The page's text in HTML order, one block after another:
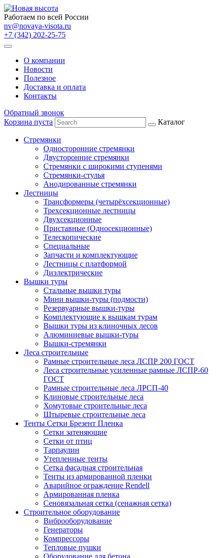
Работаем по всей России
nv@novaya-visota.ru
+7 (342) 202-25-75
О компании
Новости
Полезное
Доставка и оплата
Контакты
Обратный звонок
Корзина пуста
Каталог
Стремянки
Односторонние стремянки
Двусторонние стремянки
Стремянки с широкими ступенями
Стремянки-стулья
Анодированные стремянки
Лестницы
Трансформеры (четырёхсекционные)
Трехсекционные лестницы
Двухсекционные
Приставные (Односекционные)
Телескопические
Специальные
Запчасти и комплектующие
Лестницы с платформой
Диэлектрические
Вышки туры
Стальные вышки туры
Мини вышки-туры (подмости)
Резервуарные вышки-туры
Комплектующие к вышкам турам
Вышки туры из клиночных лесов
Алюминиевые вышки-туры
Вышки-стремянки
Леса строительные
Рамные строительные леса ЛСПР 200 ГОСТ
Леса строительные усиленные рамные ЛСПР-60
ГОСТ
Рамные строительные леса ЛРСП-40
Клиновые строительные леса
Хомутовые строительные леса
Штыревые строительные леса
Тенты Сетки Брезент Пленка
Сетки затеняющие
Сетки от птиц
Тарпаулин
Утепленные тенты
Сетка фасадная строительная
Тенты из армированной пленки
Аварийное ограждение Rendell
Армированная пленка
Сеновязальная сетка (сенажная сетка)
Строительное оборудование
Виброоборудование
Генераторы
Компрессоры
Тепловые пушки
Оборудование для бетона